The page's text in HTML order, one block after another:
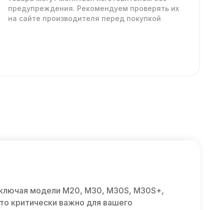
предупреждения. Рекомендуем проверять их
на сайте производителя перед покупкой
модели M20, M30, M30S, M30S+,
критически важно для вашего